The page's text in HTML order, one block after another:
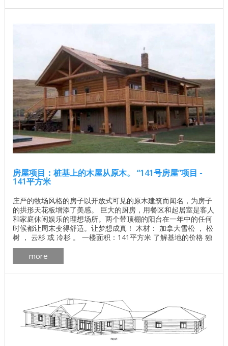
房屋项目：桩基上的木屋从原木。 “141号房屋”项目 -
141平方米
庄严的牧场风格的房子以开放式可见的原木建筑而闻名，为房子
的拱形天花板增添了美感。 巨大的厨房，用餐区和起居室是客人
和家庭休闲娱乐的理想场所。两个带顶棚的阳台在一年中的任何
时候都让周末变得舒适。让梦想成真！ 木材： 加拿大雪松 ， 松
树 ， 云杉 或 冷杉 。 一楼面积：141平方米 了解基地的价格 独
立计算基础价格 所有建筑工程在建房和修理房屋 - 找出价格 木
屋的最佳项目 墙壁材料最佳住宅项目 加拿大房屋的平面图新斯
科舍省pdf下载 加拿大木屋的制造更多 加拿大木屋外部画廊细节
...
more